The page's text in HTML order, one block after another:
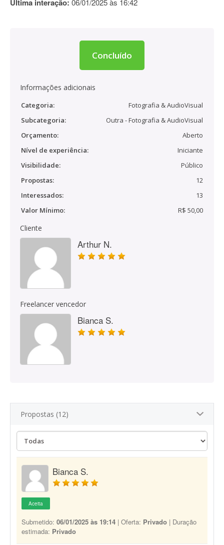
Última interação: 06/01/2025 às 16:42
Concluído
Informações adicionais
Categoria:
Fotografia & AudioVisual
Subcategoria:
Outra - Fotografia & AudioVisual
Orçamento:
Aberto
Nível de experiência:
Iniciante
Visibilidade:
Público
Propostas:
12
Interessados:
13
Valor Mínimo:
R$ 50,00
Cliente
Arthur N.
Freelancer vencedor
Bianca S.
Propostas (12)
Bianca S.
Aceita
Submetido: 06/01/2025 às 19:14 | Oferta: Privado | Duração
estimada: Privado